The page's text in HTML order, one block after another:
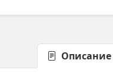
Описание